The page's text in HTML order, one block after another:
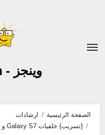
وينجز - wingiz.com
الصفحة الرئيسية
ارشادات
{تسريب} خلفيات Galaxy S7 و Galaxy S7 edge